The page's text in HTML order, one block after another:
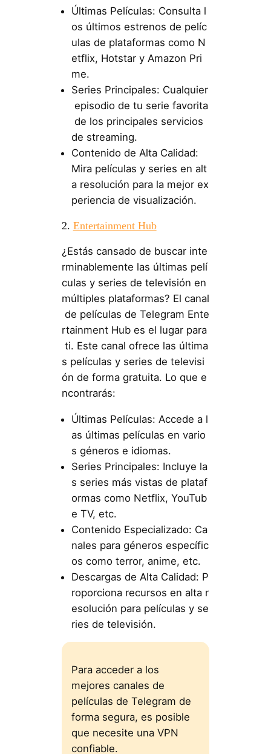
Últimas Películas: Consulta l
os últimos estrenos de pelíc
ulas de plataformas como N
etflix, Hotstar y Amazon Pri
me.
Series Principales: Cualquier
episodio de tu serie favorita
de los principales servicios
de streaming.
Contenido de Alta Calidad:
Mira películas y series en alt
a resolución para la mejor ex
periencia de visualización.
2. Entertainment Hub
¿Estás cansado de buscar inte
rminablemente las últimas pelí
culas y series de televisión en
múltiples plataformas? El canal
de películas de Telegram Ente
rtainment Hub es el lugar para
ti. Este canal ofrece las última
s películas y series de televisi
ón de forma gratuita. Lo que e
ncontrarás:
Últimas Películas: Accede a l
as últimas películas en vario
s géneros e idiomas.
Series Principales: Incluye la
s series más vistas de plataf
ormas como Netflix, YouTub
e TV, etc.
Contenido Especializado: Ca
nales para géneros específic
os como terror, anime, etc.
Descargas de Alta Calidad: P
roporciona recursos en alta r
esolución para películas y se
ries de televisión.
Para acceder a los
mejores canales de
películas de Telegram de
forma segura, es posible
que necesite una VPN
confiable.